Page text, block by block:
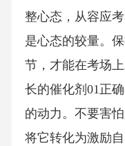
整心态，从容应
是心态的较量。
节，才能在考场
长的催化剂01正
的动力。不要害
将它转化为激励